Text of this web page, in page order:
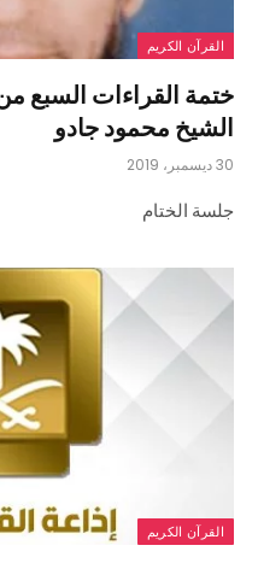
القرآن الكريم
ختمة القراءات السبع
الشيخ محمود جادو
30 ديسمبر، 2019
جلسة الختام
القرآن الكريم